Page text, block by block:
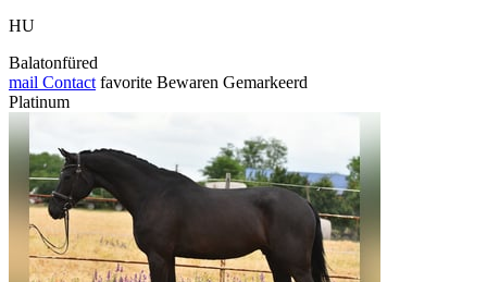
HU
Balatonfüred
mail Contact favorite Bewaren Gemarkeerd
Platinum